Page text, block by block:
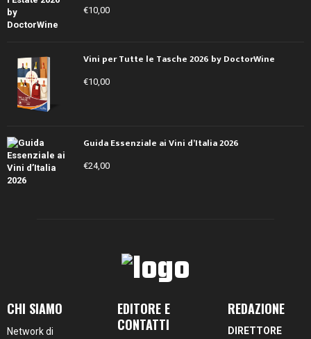
€10,00
Vini per Tutte le Tasche 2026 by DoctorWine
€10,00
Guida Essenziale ai Vini d’Italia 2026
€24,00
CHI SIAMO
Network di
EDITORE E
CONTATTI
REDAZIONE
DIRETTORE